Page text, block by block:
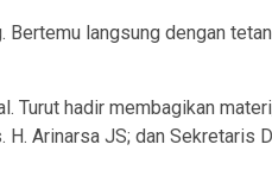
langsung dengan
hadir membagikan
H. Arinarsa JS; dan Sekretaris